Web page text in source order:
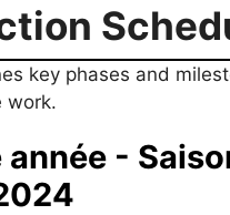
key phases and
work.
année -